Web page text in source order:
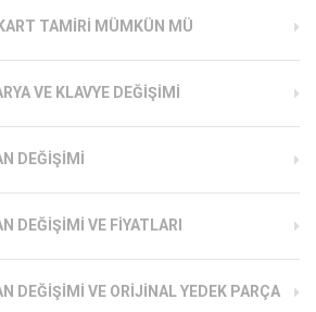
TAMIRI MÜMKÜN MÜ
VE KLAVYE DEĞIŞIMI
DEĞIŞIMI
DEĞIŞIMI VE FIYATLARI
DEĞIŞIMI VE ORIJINAL YEDEK PARÇA